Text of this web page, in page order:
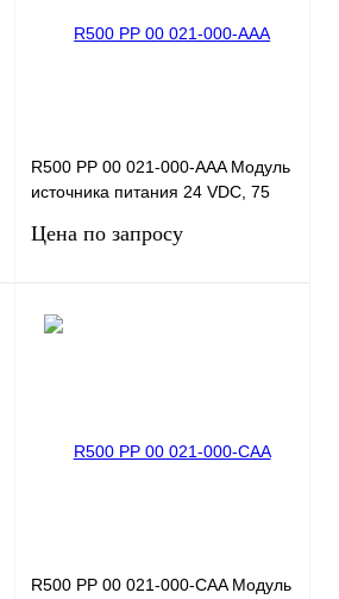
R500 PP 00 021-000-AAA Модуль
источника питания 24 VDC, 75
внутренней сети п
Цена по запросу
R500 PP 00 021-000-CAA Модуль